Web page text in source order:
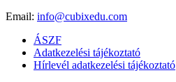
Email: info@cubixedu.com
ÁSZF
Adatkezelési tájékoztató
Hírlevél adatkezelési tájékoztató